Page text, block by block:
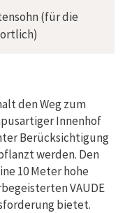
(für die
den Weg zum
Innenhof
Berücksichtigung
werden. Den
10 Meter hohe
VAUDE
bietet.